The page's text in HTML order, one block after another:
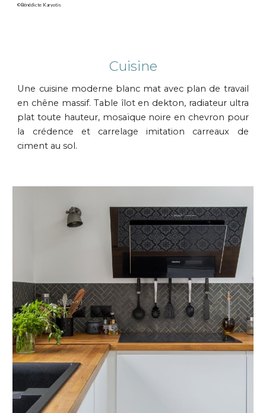
©Bénédicte Karyotis
Cuisine
Une cuisine moderne blanc mat avec plan de travail
en chêne massif. Table îlot en dekton, radiateur ultra
plat toute hauteur, mosaïque noire en chevron pour
la crédence et carrelage imitation carreaux de
ciment au sol.